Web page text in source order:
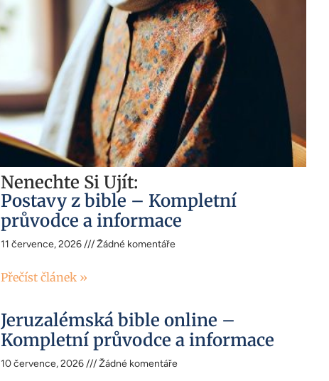
Nenechte Si Ujít:
Postavy z bible – Kompletní
průvodce a informace
11 července, 2026 Žádné komentáře
Přečíst článek »
Jeruzalémská bible online –
Kompletní průvodce a informace
10 července, 2026 Žádné komentáře